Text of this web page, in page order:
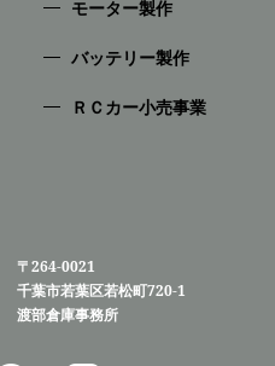
モーター製作
バッテリー製作
ＲＣカー小売事業
〒264-0021
千葉市若葉区若松町720-1
渡部倉庫事務所